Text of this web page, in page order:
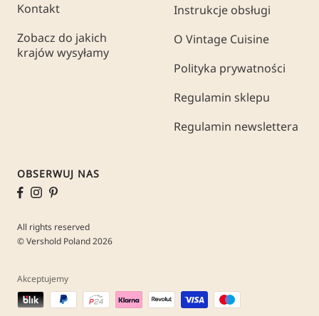
Kontakt
Zobacz do jakich
krajów wysyłamy
Instrukcje obsługi
O Vintage Cuisine
Polityka prywatności
Regulamin sklepu
Regulamin newslettera
OBSERWUJ NAS
All rights reserved
© Vershold Poland 2026
Akceptujemy